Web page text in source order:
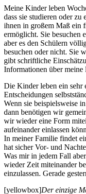
Meine Kinder leben
dass sie studieren oder zu
ihnen in großem Maß ein
ermöglicht. Sie besuchen
aber es den Schülern
besuchen oder nicht. Sie
gibt schriftliche
Informationen über
Die Kinder leben ein sehr
Entscheidungen
Wenn sie beispielsweise
dann benötigen wir
wir wieder eine Form
aufeinander einlassen
In meiner Familie findet
hat sicher Vor- und
Was mir in jedem Fall
wieder Zeit miteinander
einzulassen. Gerade
[yellowbox]Der einzige